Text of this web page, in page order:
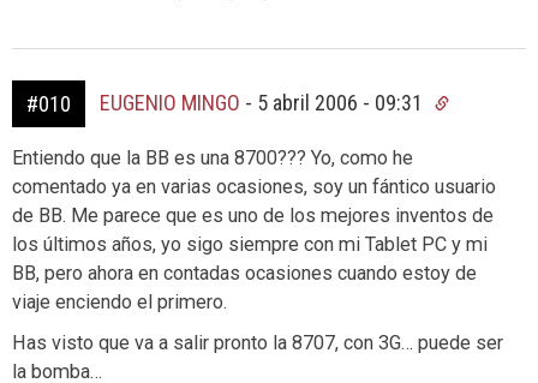
#010 EUGENIO MINGO - 5 abril 2006 - 09:31
Entiendo que la BB es una 8700??? Yo, como he
comentado ya en varias ocasiones, soy un fántico usuario
de BB. Me parece que es uno de los mejores inventos de
los últimos años, yo sigo siempre con mi Tablet PC y mi
BB, pero ahora en contadas ocasiones cuando estoy de
viaje enciendo el primero.
Has visto que va a salir pronto la 8707, con 3G… puede ser
la bomba…